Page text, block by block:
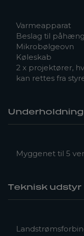
Varmeapparat
Beslag til
Mikrobølgeovn
Køleskab
2 x projektører,
kan rettes fra
Underholdning
Myggenet til 5
Teknisk udstyr